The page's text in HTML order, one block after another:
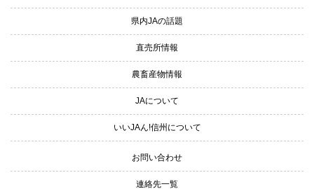
県内JAの話題
直売所情報
農畜産物情報
JAについて
いいJAん!信州について
お問い合わせ
連絡先一覧